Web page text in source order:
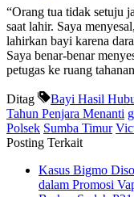
“Orang tua tidak setuju
saat lahir. Saya
lahirkan bayi karena
Saya benar-benar
petugas ke ruang
Ditag Bayi Hasil
Tahun Penjara Menanti
Polsek Sumba Timur
Posting Terkait
Kasus Bigmo
dalam Promosi